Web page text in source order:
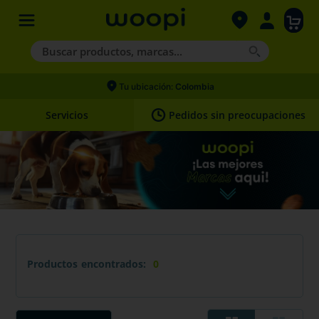
Buscar productos, marcas...
Términos más buscados
2.
hills
3
nexgard
4
royal canin
Tu ubicación: Colombia
Servicios Pedidos sin preocupaciones
0
Productos